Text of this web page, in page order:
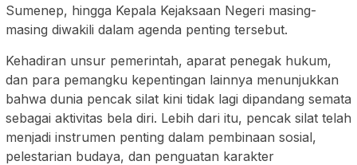
Sumenep, hingga Kepala Kejaksaan Negeri masing-
masing diwakili dalam agenda penting tersebut.
Kehadiran unsur pemerintah, aparat penegak hukum,
dan para pemangku kepentingan lainnya menunjukkan
bahwa dunia pencak silat kini tidak lagi dipandang semata
sebagai aktivitas bela diri. Lebih dari itu, pencak silat telah
menjadi instrumen penting dalam pembinaan sosial,
pelestarian budaya, dan penguatan karakter